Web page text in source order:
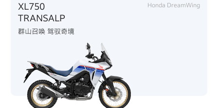
XL750
TRANSALP
Honda DreamWing
群山召唤 驾驭奇境